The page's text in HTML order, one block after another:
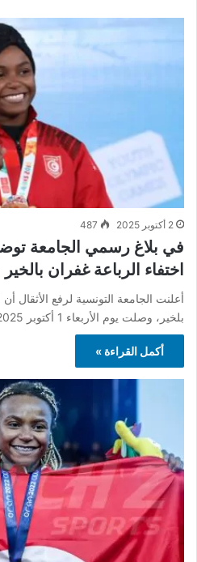
2 أكتوبر 2025 487
في بلاغ رسمي الجامعة
اختفاء الرباعة غفران
أعلنت الجامعة التونسية لرفع الأثقال
بلخير، وصلت يوم الأربعاء 1 أكتوبر 2025 إلى مطار أوسلو…
أكمل القراءة »